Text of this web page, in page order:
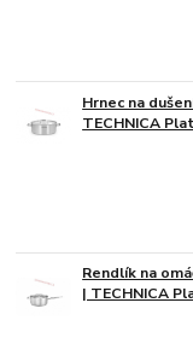
Hrnec na
TECHNICA
Rendlík na
| TECHNICA